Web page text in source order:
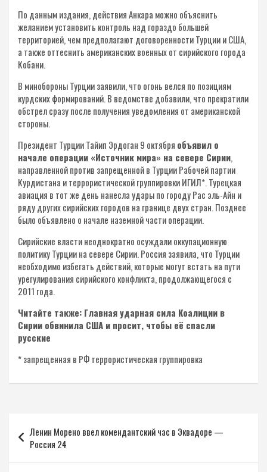
По данным издания, действия Анкара можно объяснить
желанием установить контроль над гораздо большей
территорией, чем предполагают договоренности Турции и США,
а также оттеснить американских военных от сирийского города
Кобани.
В минобороны Турции заявили, что огонь велся по позициям
курдских формирований. В ведомстве добавили, что прекратили
обстрел сразу после получения уведомления от американской
стороны.
Президент Турции Тайип Эрдоган 9 октября объявил о
начале операции «Источник мира» на севере Сирии,
направленной против запрещенной в Турции Рабочей партии
Курдистана и террористической группировки ИГИЛ*. Турецкая
авиация в тот же день нанесла удары по городу Рас эль-Айн и
ряду других сирийских городов на границе двух стран. Позднее
было объявлено о начале наземной части операции.
Сирийские власти неоднократно осуждали оккупационную
политику Турции на севере Сирии. Россия заявила, что Турции
необходимо избегать действий, которые могут встать на пути
урегулирования сирийского конфликта, продолжающегося с
2011 года.
Читайте также: Главная ударная сила Коалиции в
Сирии обвинила США и просит, чтобы её спасли
русские
* запрещенная в РФ террористическая группировка
по
записям
Ленин Морено ввел комендантский час в Эквадоре —
Россия 24